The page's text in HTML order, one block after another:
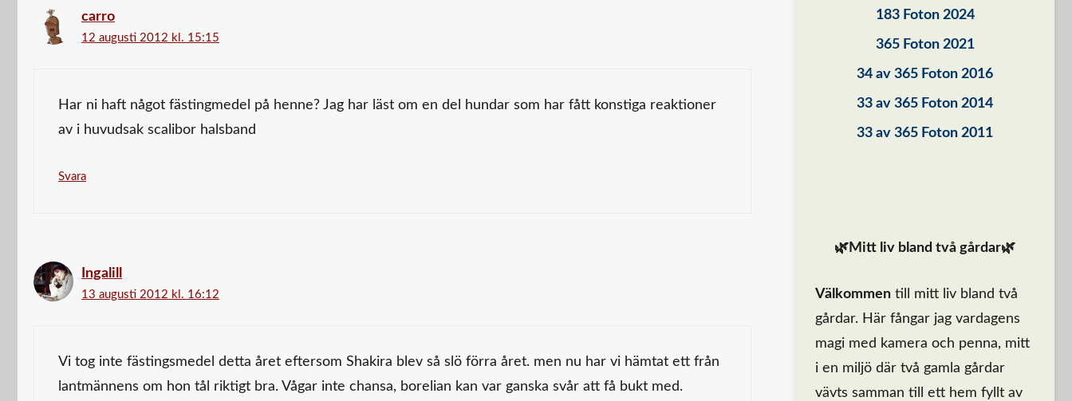
carro
12 augusti 2012 kl. 15:15
Har ni haft något fästingmedel på henne? Jag har läst om en del hundar som har fått konstiga reaktioner
av i huvudsak scalibor halsband
Svara
Ingalill
13 augusti 2012 kl. 16:12
Vi tog inte fästingsmedel detta året eftersom Shakira blev så slö förra året. men nu har vi hämtat ett från
lantmännens om hon tål riktigt bra. Vågar inte chansa, borelian kan var ganska svår att få bukt med.
183 Foton 2024
365 Foton 2021
34 av 365 Foton 2016
33 av 365 Foton 2014
33 av 365 Foton 2011
🌿Mitt liv bland två gårdar🌿
Välkommen till mitt liv bland två
gårdar. Här fångar jag vardagens
magi med kamera och penna, mitt
i en miljö där två gamla gårdar
vävts samman till ett hem fyllt av